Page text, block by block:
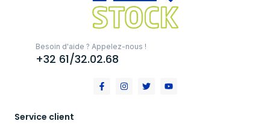
Besoin d'aide ? Appelez-nous !
+32 61/32.02.68
Service client